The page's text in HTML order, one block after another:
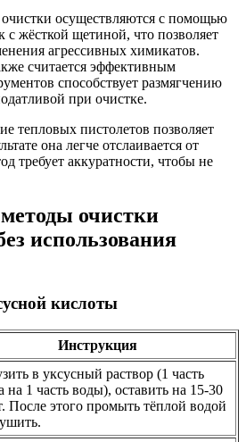
осуществляются с помощью
с жёсткой щетиной, что позволяет
агрессивных химикатов.
считается эффективным
способствует размягчению
при очистке.
тепловых пистолетов позволяет
она легче отслаивается от
требует аккуратности, чтобы не
очистки
использования
кислоты
Инструкция
в уксусный раствор (1 часть
на 1 часть воды), оставить на 15-30
После этого промыть тёплой водой